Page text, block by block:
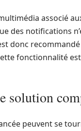
associé
des notifications
donc
fonctionnalité
solution
peuvent se